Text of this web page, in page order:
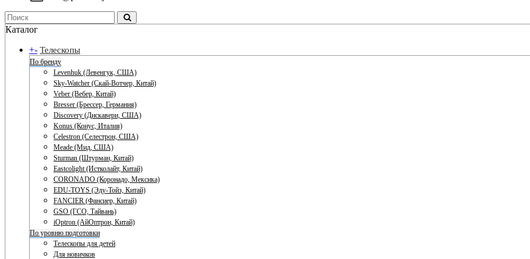
Каталог
+- Телескопы
По бренду
Levenhuk (Левенгук, США)
Sky-Watcher (Скай-Вотчер, Китай)
Veber (Вебер, Китай)
Bresser (Брессер, Германия)
Discovery (Дискавери, США)
Konus (Конус, Италия)
Celestron (Селестрон, США)
Meade (Мид, США)
Sturman (Штурман, Китай)
Eastcolight (Истколайт, Китай)
CORONADO (Коронадо, Мексика)
EDU-TOYS (Эду-Тойз, Китай)
FANCIER (Фансиер, Китай)
GSO (ГСО, Тайвань)
iOptron (АйОптрон, Китай)
По уровню подготовки
Телескопы для детей
Для новичков